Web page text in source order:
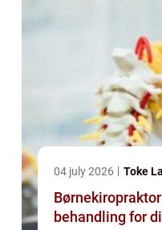
04 july 2026 Toke
behandling for